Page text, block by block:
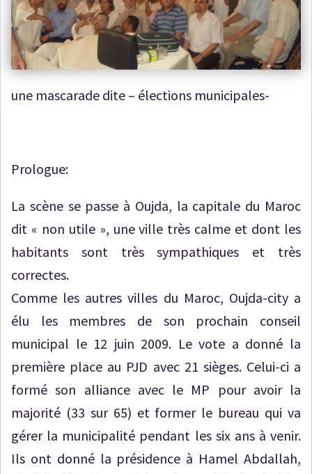
une mascarade dite – élections municipales-
Prologue:
La scène se passe à Oujda, la capitale du Maroc
dit « non utile », une ville très calme et dont les
habitants sont très sympathiques et très
correctes.
Comme les autres villes du Maroc, Oujda-city a
élu les membres de son prochain conseil
municipal le 12 juin 2009. Le vote a donné la
première place au PJD avec 21 sièges. Celui-ci a
formé son alliance avec le MP pour avoir la
majorité (33 sur 65) et former le bureau qui va
gérer la municipalité pendant les six ans à venir.
Ils ont donné la présidence à Hamel Abdallah,